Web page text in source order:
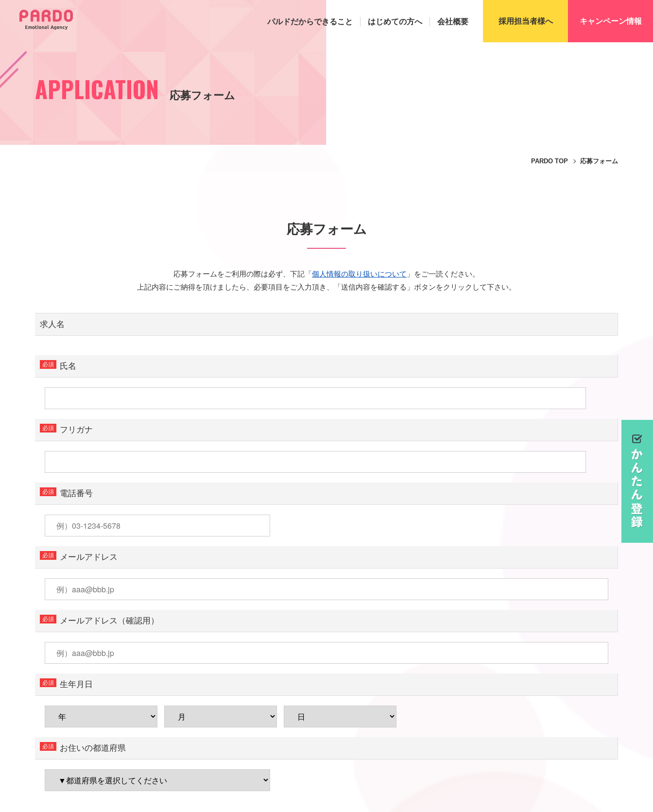
パルドだからできること はじめての方へ 会社概要 採用担当者様へ キャンペーン情報
APPLICATION 応募フォーム
PARDO TOP 応募フォーム
応募フォーム
応募フォームをご利用の際は必ず、下記「個人情報の取り扱いについて 」をご一読ください。
上記内容にご納得を頂けましたら、必要項目をご入力頂き、「送信内容を確認する」ボタンをクリックして下さい。
求人名
氏名
フリガナ
電話番号
メールアドレス
メールアドレス（確認用）
生年月日
お住いの都道府県